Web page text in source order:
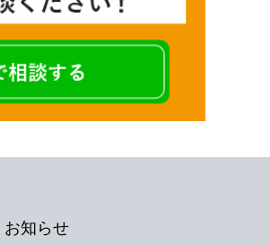
お知らせ